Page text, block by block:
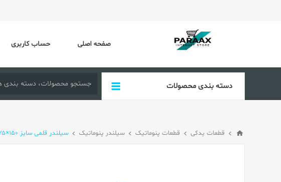
صفحه اصلی حساب کاربری
دسته بندی محصولات
قطعات یدکی قطعات پنوماتیک سیلندر پنوماتیک سیلندر قلمی سایز ۱۵۰×۲۵